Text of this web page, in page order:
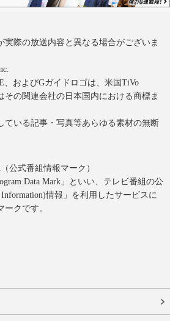
実際の放送内容と異なる場合がございま
、およびGガイドロゴは、米国TiVo
その関連会社の日本国内における商標ま
ている記事・写真等あらゆる素材の無断
公式番組情報マーク）
Data Mark」といい、テレビ番組の公
情報」を利用したサービスに
クです。